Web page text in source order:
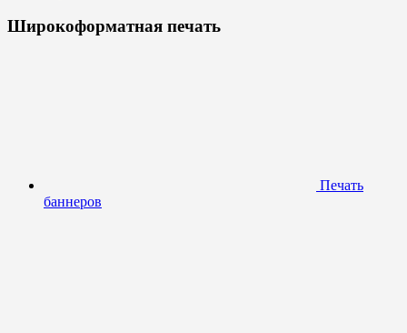
Широкоформатная печать
Печать
баннеров